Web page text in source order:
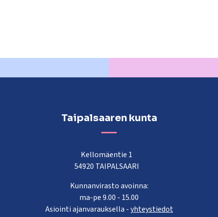
Taipalsaaren kunta
Kellomäentie 1
54920 TAIPALSAARI
Kunnanvirasto avoinna:
ma-pe 9.00 - 15.00
Asiointi ajanvarauksella -yhteystiedot